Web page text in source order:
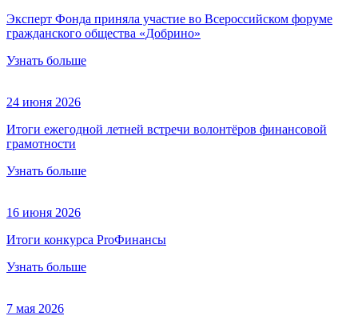
Эксперт Фонда приняла участие во Всероссийском форуме
гражданского общества «Добрино»
Узнать больше
24 июня 2026
Итоги ежегодной летней встречи волонтёров финансовой
грамотности
Узнать больше
16 июня 2026
Итоги конкурса ProФинансы
Узнать больше
7 мая 2026